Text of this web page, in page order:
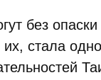
без
стала